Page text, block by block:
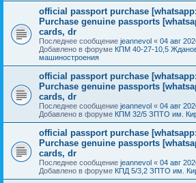
official passport purchase [whatsapp:
Purchase genuine passports
cards, dr
Последнее сообщение jeannevol « 04 авг
Добавлено в форуме КПМ 40-27-10,5
машиностроения
official passport purchase [whatsapp:
Purchase genuine passports
cards, dr
Последнее сообщение jeannevol « 04 авг
Добавлено в форуме КПМ 32/5 ЗПТО им.
official passport purchase [whatsapp:
Purchase genuine passports
cards, dr
Последнее сообщение jeannevol « 04 авг
Добавлено в форуме КПД 5/3,2 ЗПТО им.